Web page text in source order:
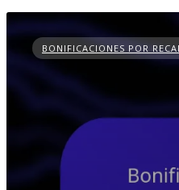
BONIFICACIONES POR